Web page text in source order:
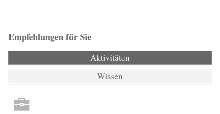
Empfehlungen für Sie
Aktivitäten
Wissen